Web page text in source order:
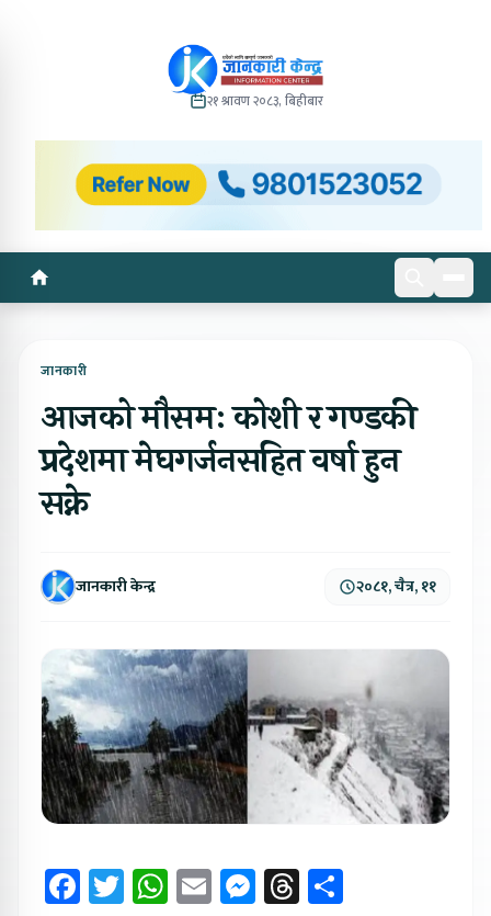
२१ श्रावण २०८३, बिहीबार
जानकारी
आजको मौसमः कोशी र गण्डकी
प्रदेशमा मेघगर्जनसहित वर्षा हुन
सक्ने
जानकारी केन्द्र २०८१, चैत्र, ११
Facebook
Twitter
WhatsApp
EmailMessenger
Threads